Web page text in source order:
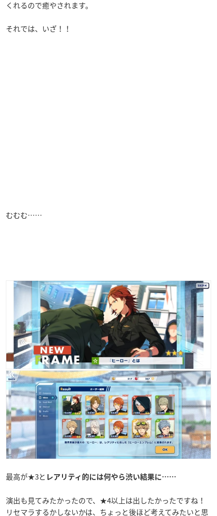
くれるので癒やされます。
それでは、いざ！！
むむむ……
最高が★3と レアリティ的には何やら渋い結果に……
演出も見てみたかったので、★4以上は出したかったですね！
リセマラするかしないかは、ちょっと後ほど考えてみたいと思